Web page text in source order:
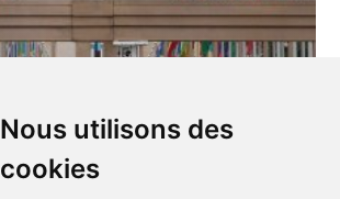
Nous utilisons des
cookies